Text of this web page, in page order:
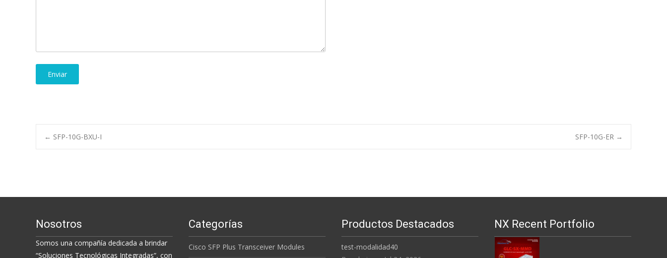
Post
← SFP-10G-BXU-I SFP-10G-ER →
Nosotros
Somos una compañía dedicada a brindar
“Soluciones Tecnológicas Integradas”, con
Categorías
Cisco SFP Plus Transceiver Modules
Productos Destacados
test-modalidad40
NX Recent Portfolio